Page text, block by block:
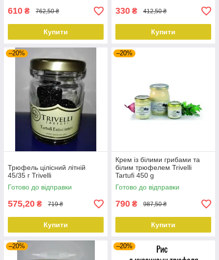
610 ₴ 762,50 ₴
Купити
330 ₴ 412,50 ₴
Купити
–20%
Трюфель цілісний літній
45/35 г Trivelli
Готово до відправки
575,20 ₴ 719 ₴
Купити
–20%
Крем із білими грибами та
білим трюфелем Trivelli
Tartufi 450 g
Готово до відправки
790 ₴ 987,50 ₴
Купити
–20% –20%